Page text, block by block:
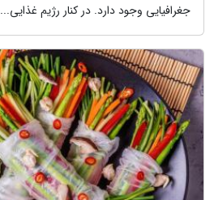
جغرافیایی وجود دارد. در کنار رژیم غذایی...